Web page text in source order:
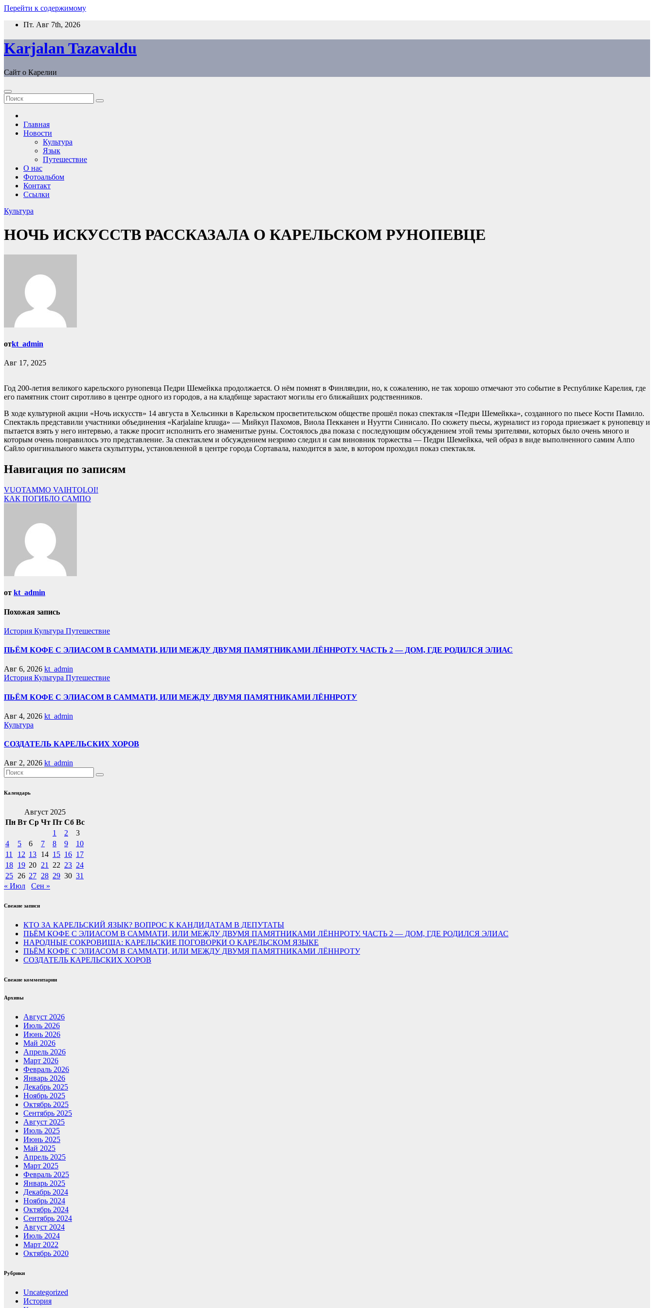
Перейти к содержимому
Пт. Авг 7th, 2026
Karjalan Tazavaldu
Сайт о Карелии
Главная
Новости
Культура
Язык
Путешествие
О нас
Фотоальбом
Контакт
Ссылки
Культура
НОЧЬ ИСКУССТВ РАССКАЗАЛА О КАРЕЛЬСКОМ РУНОПЕВЦЕ
отkt_admin
Авг 17, 2025
Год 200-летия великого карельского рунопевца Педри Шемейкка продолжается. О нём помнят в Финляндии, но, к сожалению, не так хорошо отмечают это событие в Республике Карелия, где
его памятник стоит сиротливо в центре одного из городов, а на кладбище зарастают могилы его ближайших родственников.
В ходе культурной акции «Ночь искусств» 14 августа в Хельсинки в Карельском просветительском обществе прошёл показ спектакля «Педри Шемейкка», созданного по пьесе Кости Памило.
Спектакль представили участники объединения «Karjalaine kruuga» — Мийкул Пахомов, Виола Пекканен и Нуутти Синисало. По сюжету пьесы, журналист из города приезжает к рунопевцу и
пытается взять у него интервью, а также просит исполнить его знаменитые руны. Состоялось два показа с последующим обсуждением этой темы зрителями, которых было очень много и
которым очень понравилось это представление. За спектаклем и обсуждением незримо следил и сам виновник торжества — Педри Шемейкка, чей образ в виде выполненного самим Алпо
Сайло оригинального макета скульптуры, установленной в центре города Сортавала, находится в зале, в котором проходил показ спектакля.
Навигация по записям
VUOTAMMO VAIHTOLOI!
КАК ПОГИБЛО САМПО
от kt_admin
Похожая запись
История Культура Путешествие
ПЬЁМ КОФЕ С ЭЛИАСОМ В САММАТИ, ИЛИ МЕЖДУ ДВУМЯ ПАМЯТНИКАМИ ЛЁННРОТУ. ЧАСТЬ 2 — ДОМ, ГДЕ РОДИЛСЯ ЭЛИАС
Авг 6, 2026 kt_admin
История Культура Путешествие
ПЬЁМ КОФЕ С ЭЛИАСОМ В САММАТИ, ИЛИ МЕЖДУ ДВУМЯ ПАМЯТНИКАМИ ЛЁННРОТУ
Авг 4, 2026 kt_admin
Культура
СОЗДАТЕЛЬ КАРЕЛЬСКИХ ХОРОВ
Авг 2, 2026 kt_admin
Календарь
Август 2025
Пн Вт Ср Чт Пт Сб Вс
1
2
3
4
5 6 7 8 9
10
11
12 13 14 15 16 17
18 19 20 21 22 23 24
25 26 27 28 29 30 31
« Июл
Сен »
Свежие записи
КТО ЗА КАРЕЛЬСКИЙ ЯЗЫК? ВОПРОС К КАНДИДАТАМ В ДЕПУТАТЫ
ПЬЁМ КОФЕ С ЭЛИАСОМ В САММАТИ, ИЛИ МЕЖДУ ДВУМЯ ПАМЯТНИКАМИ ЛЁННРОТУ. ЧАСТЬ 2 — ДОМ, ГДЕ РОДИЛСЯ ЭЛИАС
НАРОДНЫЕ СОКРОВИЩА: КАРЕЛЬСКИЕ ПОГОВОРКИ О КАРЕЛЬСКОМ ЯЗЫКЕ
ПЬЁМ КОФЕ С ЭЛИАСОМ В САММАТИ, ИЛИ МЕЖДУ ДВУМЯ ПАМЯТНИКАМИ ЛЁННРОТУ
СОЗДАТЕЛЬ КАРЕЛЬСКИХ ХОРОВ
Свежие комментарии
Архивы
Август 2026
Июль 2026
Июнь 2026
Май 2026
Апрель 2026
Март 2026
Февраль 2026
Январь 2026
Декабрь 2025
Ноябрь 2025
Октябрь 2025
Сентябрь 2025
Август 2025
Июль 2025
Июнь 2025
Май 2025
Апрель 2025
Март 2025
Февраль 2025
Январь 2025
Декабрь 2024
Ноябрь 2024
Октябрь 2024
Сентябрь 2024
Август 2024
Июль 2024
Март 2022
Октябрь 2020
Рубрики
Uncategorized
История